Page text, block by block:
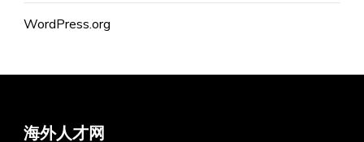
WordPress.org
海外人才网